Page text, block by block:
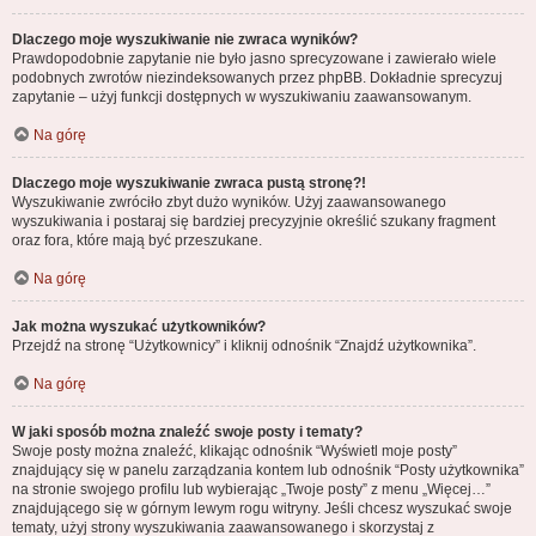
Dlaczego moje wyszukiwanie nie zwraca wyników?
Prawdopodobnie zapytanie nie było jasno sprecyzowane i zawierało wiele
podobnych zwrotów niezindeksowanych przez phpBB. Dokładnie sprecyzuj
zapytanie – użyj funkcji dostępnych w wyszukiwaniu zaawansowanym.
Na górę
Dlaczego moje wyszukiwanie zwraca pustą stronę?!
Wyszukiwanie zwróciło zbyt dużo wyników. Użyj zaawansowanego
wyszukiwania i postaraj się bardziej precyzyjnie określić szukany fragment
oraz fora, które mają być przeszukane.
Na górę
Jak można wyszukać użytkowników?
Przejdź na stronę “Użytkownicy” i kliknij odnośnik “Znajdź użytkownika”.
Na górę
W jaki sposób można znaleźć swoje posty i tematy?
Swoje posty można znaleźć, klikając odnośnik “Wyświetl moje posty”
znajdujący się w panelu zarządzania kontem lub odnośnik “Posty użytkownika”
na stronie swojego profilu lub wybierając „Twoje posty” z menu „Więcej…”
znajdującego się w górnym lewym rogu witryny. Jeśli chcesz wyszukać swoje
tematy, użyj strony wyszukiwania zaawansowanego i skorzystaj z